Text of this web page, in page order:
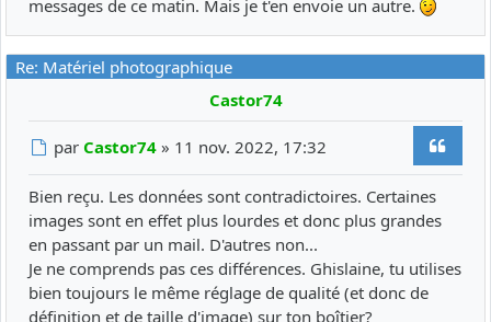
messages de ce matin. Mais je t'en envoie un autre.
Re: Matériel photographique
Castor74
Message
par Castor74 » 11 nov. 2022, 17:32
Bien reçu. Les données sont contradictoires. Certaines
images sont en effet plus lourdes et donc plus grandes
en passant par un mail. D'autres non...
Je ne comprends pas ces différences. Ghislaine, tu utilises
bien toujours le même réglage de qualité (et donc de
définition et de taille d'image) sur ton boîtier?